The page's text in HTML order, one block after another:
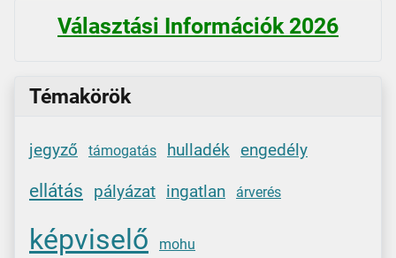
Választási Információk 2026
Témakörök
jegyző támogatás hulladék engedély
ellátás pályázat ingatlan árverés
képviselő mohu